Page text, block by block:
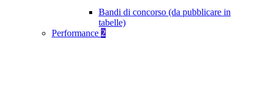
Bandi di concorso (da pubblicare in
tabelle)
Performance 2